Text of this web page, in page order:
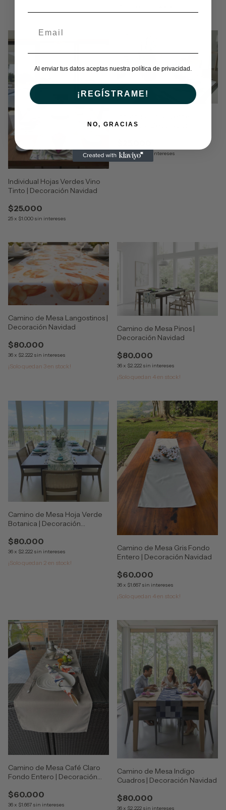
Individual Hojas Verdes Vino
Tinto | Decoración Navidad
$25.000
25 x $1.000 sin intereses
Botanica | Decoración
25x$1.000 sin intereses
Camino de Mesa Langostinos |
Decoración Navidad
$80.000
36 x $2.222 sin intereses
¡Solo quedan 3en stock!
Camino de Mesa Pinos |
Decoración Navidad
$80.000
36 x $2.222 sin intereses
¡Solo quedan 4en stock!
Camino de Mesa Hoja Verde
Botanica | Decoración
$80.000
36 x $2.222 sin intereses
¡Solo quedan 2 en stock!
Camino de Mesa Gris Fondo
Entero | Decoración Navidad
$60.000
36x $1.667 sin intereses
¡Solo quedan 4en stock!
Camino de Mesa Café Claro
Fondo Entero | Decoración
$60.000
36x $1.667 sin intereses
Camino de Mesa Indigo
Cuadros | Decoración Navidad
$80.000
36x $2.222 sin intereses
Al enviar tus datos aceptas nuestra política de privacidad.
¡REGÍSTRAME!
NO, GRACIAS